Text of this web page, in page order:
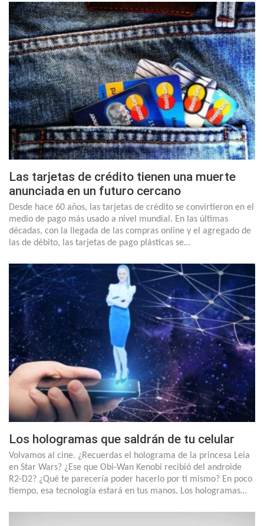
Las tarjetas de crédito tienen una muerte
anunciada en un futuro cercano
Desde hace 60 años, las tarjetas de crédito se convirtieron en el
medio de pago más usado a nivel mundial. En las últimas
décadas, con la llegada de las compras online y el agregado de
las de débito, las tarjetas de pago plásticas se…
Los hologramas que saldrán de tu celular
Volvamos al cine. ¿Recuerdas el holograma de la princesa Leia
en Star Wars? ¿Ese que Obi-Wan Kenobi recibió del androide
R2-D2? ¿Qué te parecería poder hacerlo por ti mismo? En poco
tiempo, esa tecnología estará en tus manos. Los hologramas…